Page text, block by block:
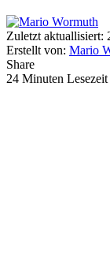
Zuletzt aktuallisiert:
Erstellt von: Mario
Share
24 Minuten Lesezeit